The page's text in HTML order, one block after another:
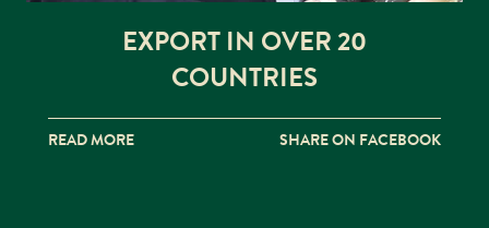
EXPORT IN OVER 20
COUNTRIES
READ MORE SHARE ON FACEBOOK